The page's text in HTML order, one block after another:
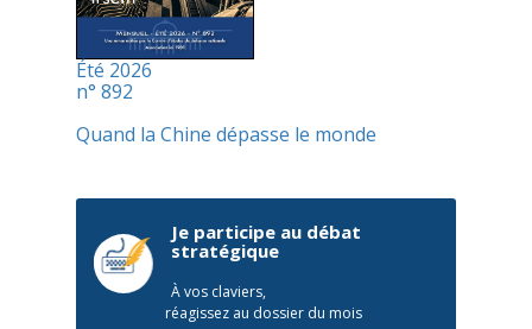
Été 2026
n° 892
Quand la Chine dépasse le monde
Je participe au débat
stratégique
À vos claviers,
réagissez au dossier du mois